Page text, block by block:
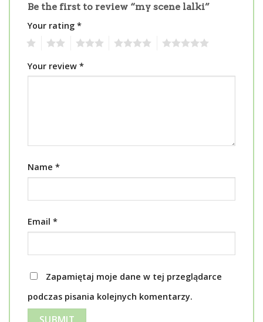
Be the first to review “my scene lalki”
Your rating *
Your review *
Name *
Email *
Zapamiętaj moje dane w tej przeglądarce
podczas pisania kolejnych komentarzy.